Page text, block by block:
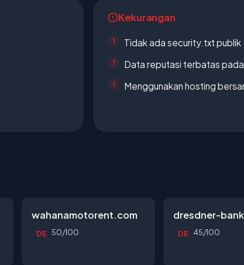
Kekurangan
Tidak ada security.txt publik
Data reputasi terbatas
Menggunakan hosting
wahanamotorent.com
DE 50/100
dresdner-
DE 45/100